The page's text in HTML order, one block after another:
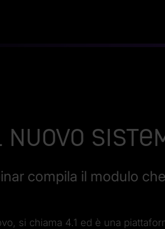
nuovo
compila il modulo
si chiama 4.1 ed è una